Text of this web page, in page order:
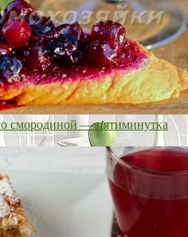
смородиной — пятиминутка